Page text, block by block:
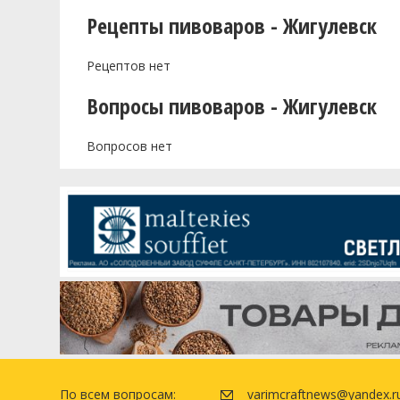
Рецепты пивоваров - Жигулевск
Рецептов нет
Вопросы пивоваров - Жигулевск
Вопросов нет
По всем вопросам: